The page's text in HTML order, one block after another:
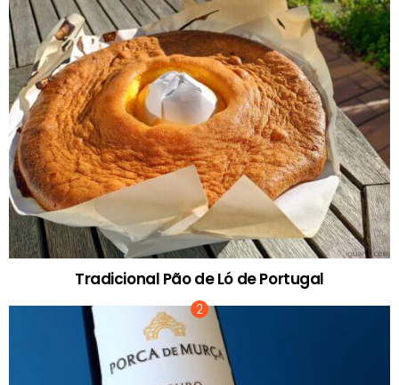
Tradicional Pão de Ló de Portugal